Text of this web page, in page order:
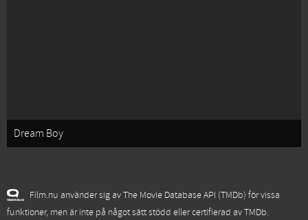
Dream Boy
Film.nu använder sig av The Movie Database API (TMDb) för vissa
funktioner, men är inte på något sätt stödd eller certifierad av TMDb.